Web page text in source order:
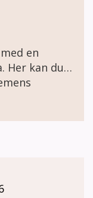
en
del af et
på